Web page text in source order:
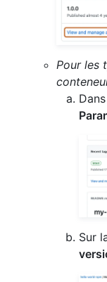
Pour les
Sur